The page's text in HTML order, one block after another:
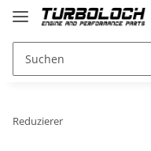
Reduzierer